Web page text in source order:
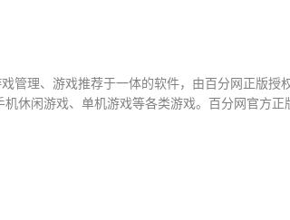
管理、游戏推荐于一体的软件，由百分网正版授
休闲游戏、单机游戏等各类游戏。百分网官方正